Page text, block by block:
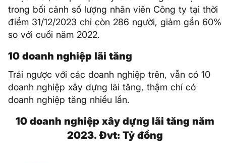
trong bối cảnh số lượng nhân viên Công ty tại thời
điểm 31/12/2023 chỉ còn 286 người, giảm gần 60%
so với cuối năm 2022.
10 doanh nghiệp lãi tăng
Trái ngược với các doanh nghiệp trên, vẫn có 10
doanh nghiệp xây dựng lãi tăng, thậm chí có
doanh nghiệp tăng nhiều lần.
10 doanh nghiệp xây dựng lãi tăng năm
2023. Đvt: Tỷ đồng